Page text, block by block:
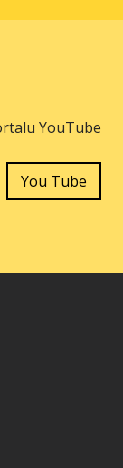
YouTube
You Tube